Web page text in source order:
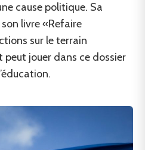
cause politique. Sa
livre «Refaire
sur le terrain
peut jouer dans ce dossier